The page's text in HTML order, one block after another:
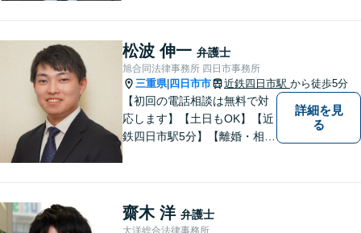
して、一緒に解決方法を考え
る手助けをさせていただけれ
ばと思いますので、お気軽に
ご相談ください。
松波 伸一 弁護士
旭合同法律事務所 四日市事務所
三重県| 四日市市 近鉄四日市駅 から徒歩5分
【初回の電話相談は無料で対
応します】【土日もOK】【近
鉄四日市駅5分】【離婚・相続
刑事事件全般】双方ともに納
得する解決を目指します【交
詳細を見
る
齋木 洋 弁護士
大洋総合法律事務所